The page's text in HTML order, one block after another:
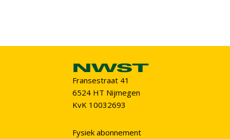
Fransestraat 41
6524 HT Nijmegen
KvK 10032693
Fysiek abonnement